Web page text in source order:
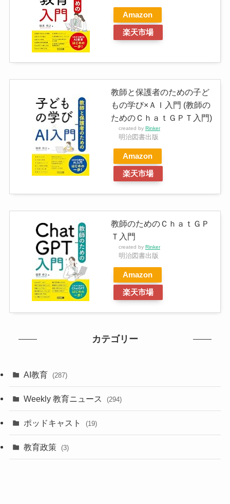
Amazon
楽天市場
教師と保護者のための子ど
もの学び×ＡＩ入門 (教師の
ためのＣｈａｔＧＰＴ入門)
created by Rinker
明治図書出版
Amazon
楽天市場
教師のためのＣｈａｔＧＰ
Ｔ入門
created by Rinker
明治図書出版
Amazon
楽天市場
カテゴリー
AI教育 (287)
Weekly 教育ニュース (294)
ポッドキャスト (19)
教育政策 (3)